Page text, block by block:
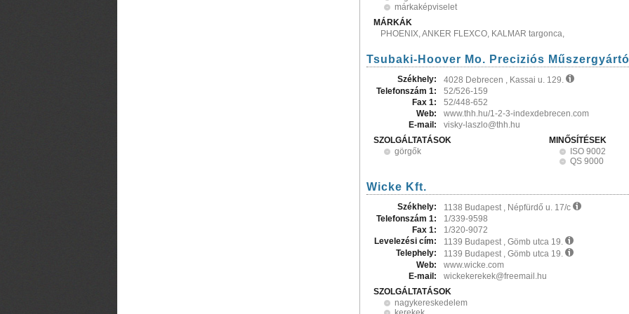
márkaképviselet
MÁRKÁK
PHOENIX, ANKER FLEXCO, KALMAR targonca,
Tsubaki-Hoover Mo. Preciziós
Székhely:
4028 Debrecen , Kassai u. 129.
Telefonszám 1:
52/526-159
Fax 1:
52/448-652
Web:
www.thh.hu/1-2-3-indexdebrecen.com
E-mail:
visky-laszlo@thh.hu
SZOLGÁLTATÁSOK
görgők
MINŐSÍTÉSEK
ISO 9002
QS 9000
Wicke Kft.
Székhely:
1138 Budapest , Népfürdő u. 17/c
Telefonszám 1:
1/339-9598
Fax 1:
1/320-9072
Levelezési cím:
1139 Budapest , Gömb utca 19.
Telephely:
1139 Budapest , Gömb utca 19.
Web:
www.wicke.com
E-mail:
wickekerekek@freemail.hu
SZOLGÁLTATÁSOK
nagykereskedelem